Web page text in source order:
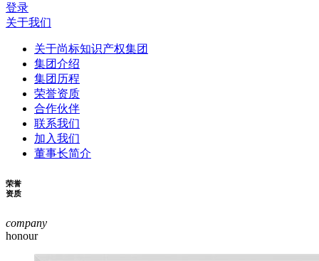
登录
关于我们
关于尚标知识产权集团
集团介绍
集团历程
荣誉资质
合作伙伴
联系我们
加入我们
董事长简介
荣誉
资质
company
honour